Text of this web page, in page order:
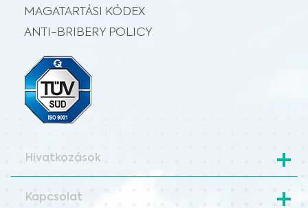
MAGATARTÁSI KÓDEX
ANTI-BRIBERY POLICY
Hivatkozások
Kapcsolat